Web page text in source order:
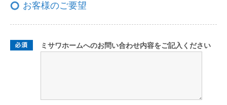
お客様のご要望
ミサワホームへのお問い合わせ内容をご記入ください